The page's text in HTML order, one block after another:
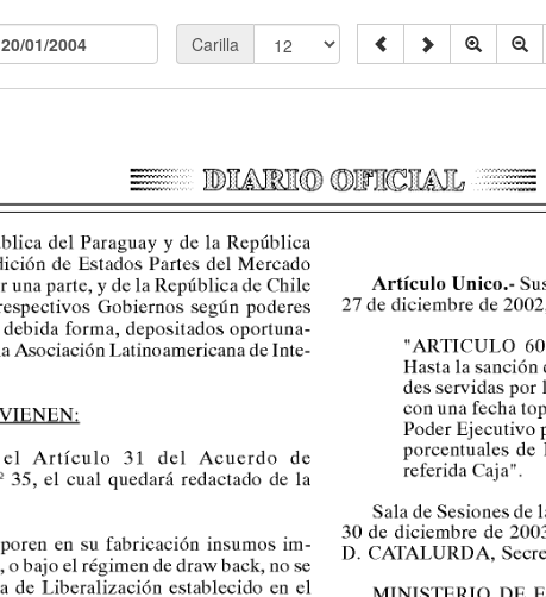
20/01/2004 Carilla